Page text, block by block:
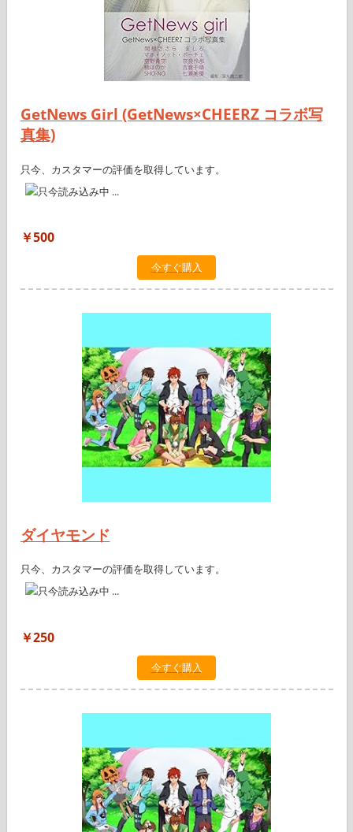
GetNews Girl (GetNews×CHEERZ コラボ写
真集)
只今、カスタマーの評価を取得しています。
￥500
今すぐ購入
ダイヤモンド
只今、カスタマーの評価を取得しています。
￥250
今すぐ購入